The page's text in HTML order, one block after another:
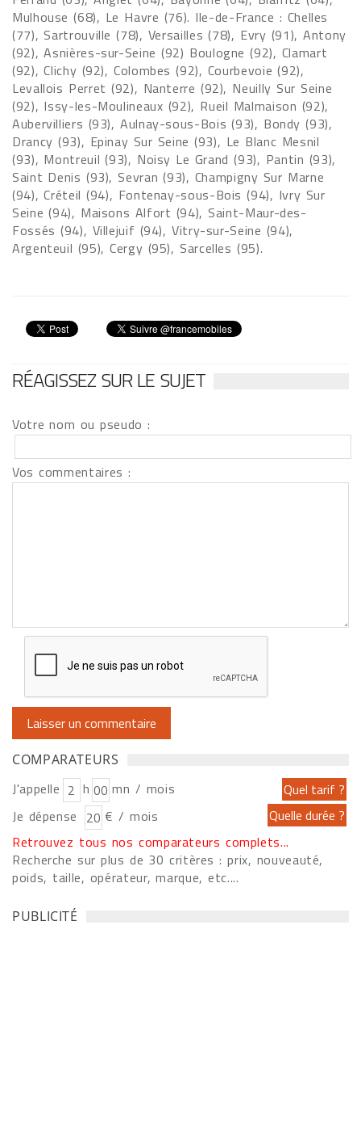
Mulhouse (68), Le Havre (76). Ile-de-France : Chelles
(77), Sartrouville (78), Versailles (78), Evry (91), Antony
(92), Asnières-sur-Seine (92) Boulogne (92), Clamart
(92), Clichy (92), Colombes (92), Courbevoie (92),
Levallois Perret (92), Nanterre (92), Neuilly Sur Seine
(92), Issy-les-Moulineaux (92), Rueil Malmaison (92),
Aubervilliers (93), Aulnay-sous-Bois (93), Bondy (93),
Drancy (93), Epinay Sur Seine (93), Le Blanc Mesnil
(93), Montreuil (93), Noisy Le Grand (93), Pantin (93),
Saint Denis (93), Sevran (93), Champigny Sur Marne
(94), Créteil (94), Fontenay-sous-Bois (94), Ivry Sur
Seine (94), Maisons Alfort (94), Saint-Maur-des-
Fossés (94), Villejuif (94), Vitry-sur-Seine (94),
Argenteuil (95), Cergy (95), Sarcelles (95).
RÉAGISSEZ SUR LE SUJET
Votre nom ou pseudo :
Vos commentaires :
COMPARATEURS
J'appelle h
mn / mois
Je dépense
€ / mois
Retrouvez tous nos comparateurs complets...
Recherche sur plus de 30 critères : prix, nouveauté,
poids, taille, opérateur, marque, etc....
PUBLICITÉ